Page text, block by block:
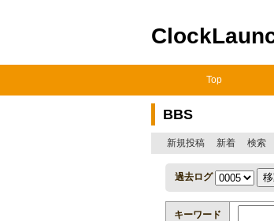
Top
BBS
新規投稿 新着 検索
過去ログ
キーワード